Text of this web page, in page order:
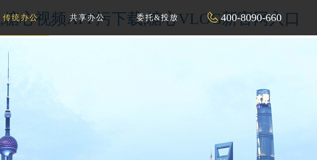
心视频APP污下载,糖心VLOG新官网入口
400-8090-660
传统办公 共享办公 委托&投放